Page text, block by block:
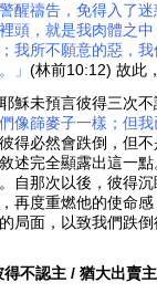
醒禱告，免得入了
頭，就是我肉體之
我所不願意的惡，
」(林前10:12) 故此
穌未預言彼得三次
像篩麥子一樣；但
得必然會跌倒，但
述完全顯露出這一
自那次以後，彼得
再度重燃他的使命
局面，以致我們跌倒
得不認主 / 猶大出賣